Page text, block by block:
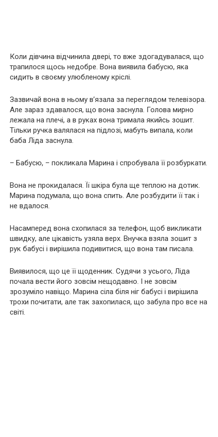
Коли дівчина відчинила двері, то вже здогадувалася, що
трапилося щось недобре. Вона виявила бабусю, яка
сидить в своєму улюбленому кріслі.
Зазвичай вона в ньому в’язала за переглядом телевізора.
Але зараз здавалося, що вона заснула. Голова мирно
лежала на плечі, а в руках вона тримала якийсь зошит.
Тільки ручка валялася на підлозі, мабуть випала, коли
баба Ліда заснула.
– Бабусю, – покликала Марина і спробувала її розбуркати.
Вона не прокидалася. Її шкіра була ще теплою на дотик.
Марина подумала, що вона спить. Але розбудити її так і
не вдалося.
Насамперед вона схопилася за телефон, щоб викликати
швидку, але цікавість узяла верх. Внучка взяла зошит з
рук бабусі і вирішила подивитися, що вона там писала.
Виявилося, що це її щоденник. Судячи з усього, Ліда
почала вести його зовсім нещодавно. І не зовсім
зрозуміло навіщо. Марина сіла біля ніг бабусі і вирішила
трохи почитати, але так захопилася, що забула про все на
світі.